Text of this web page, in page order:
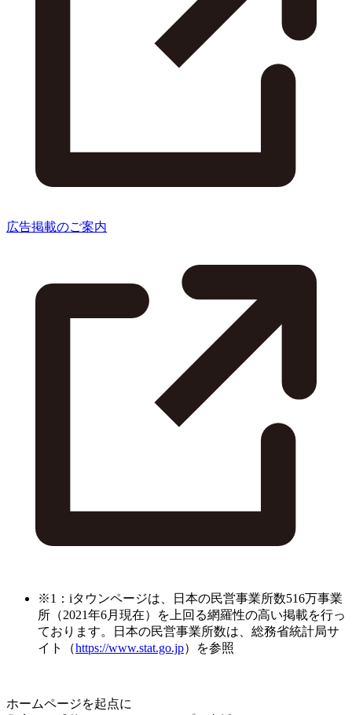
広告掲載のご案内
※1：iタウンページは、日本の民営事業所数516万事業
所（2021年6月現在）を上回る網羅性の高い掲載を行っ
ております。日本の民営事業所数は、総務省統計局サ
イト（https://www.stat.go.jp）を参照
ホームページを起点に